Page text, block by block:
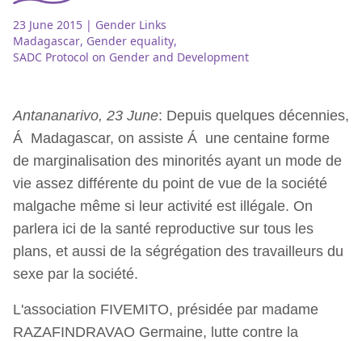
23 June 2015 | Gender Links
Madagascar, Gender equality,
SADC Protocol on Gender and Development
Antananarivo, 23 June: Depuis quelques décennies,
Á Madagascar, on assiste Á une centaine forme
de marginalisation des minorités ayant un mode de
vie assez différente du point de vue de la société
malgache même si leur activité est illégale. On
parlera ici de la santé reproductive sur tous les
plans, et aussi de la ségrégation des travailleurs du
sexe par la société.
L'association FIVEMITO, présidée par madame
RAZAFINDRAVAO Germaine, lutte contre la